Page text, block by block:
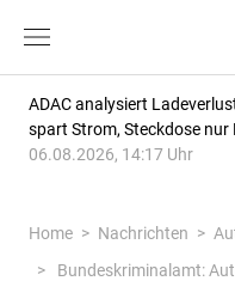
ADAC analysiert
spart Strom, Steckdose nur
06.08.2026, 14:17 Uhr
Home Nachrichten
Bundeskriminalamt: